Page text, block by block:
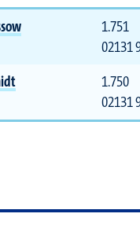
1.751
02131
1.750
02131